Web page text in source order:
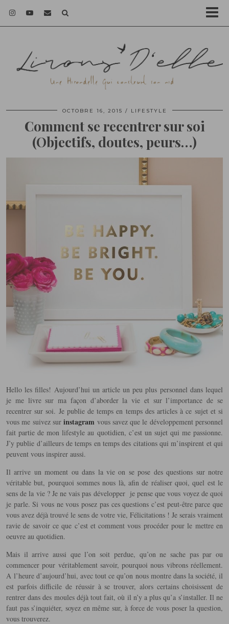
OCTOBRE 16, 2015 LIFESTYLE
Comment se recentrer sur soi
(Objectifs, doutes, peurs…)
Hello les filles! Aujourd’hui un article un peu plus personnel dans lequel
je me livre sur ma façon d’aborder la vie et sur l’importance de se
recentrer sur soi. Je publie de temps en temps des articles à ce sujet et si
vous me suivez surinstagram vous savez que le développement personnel
fait partie de mon lifestyle au quotidien, c’est un sujet qui me passionne.
J’y publie d’ailleurs de temps en temps des citations qui m’inspirent et qui
peuvent vous inspirer aussi.
Il arrive un moment ou dans la vie on se pose des questions sur notre
véritable but, pourquoi sommes nous là, afin de réaliser quoi, quel est le
sens de la vie ? Je ne vais pas développer je pense que vous voyez de quoi
je parle. Si vous ne vous posez pas ces questions c’est peut-être parce que
vous avez déjà trouvé le sens de votre vie, Félicitations ! Je serais vraiment
ravie de savoir ce que c’est et comment vous procéder pour le mettre en
oeuvre au quotidien.
Mais il arrive aussi que l’on soit perdue, qu’on ne sache pas par ou
commencer pour véritablement savoir, pourquoi nous vibrons réellement.
A l’heure d’aujourd’hui, avec tout ce qu’on nous montre dans la société, il
est parfois difficile de réussir à se trouver, alors certains choisissent de
rentrer dans des moules déjà tout fait, où il n’y a plus qu’a s’installer. Il ne
faut pas s’inquiéter, soyez en même sur, à force de vous poser la question,
vous trouverez.